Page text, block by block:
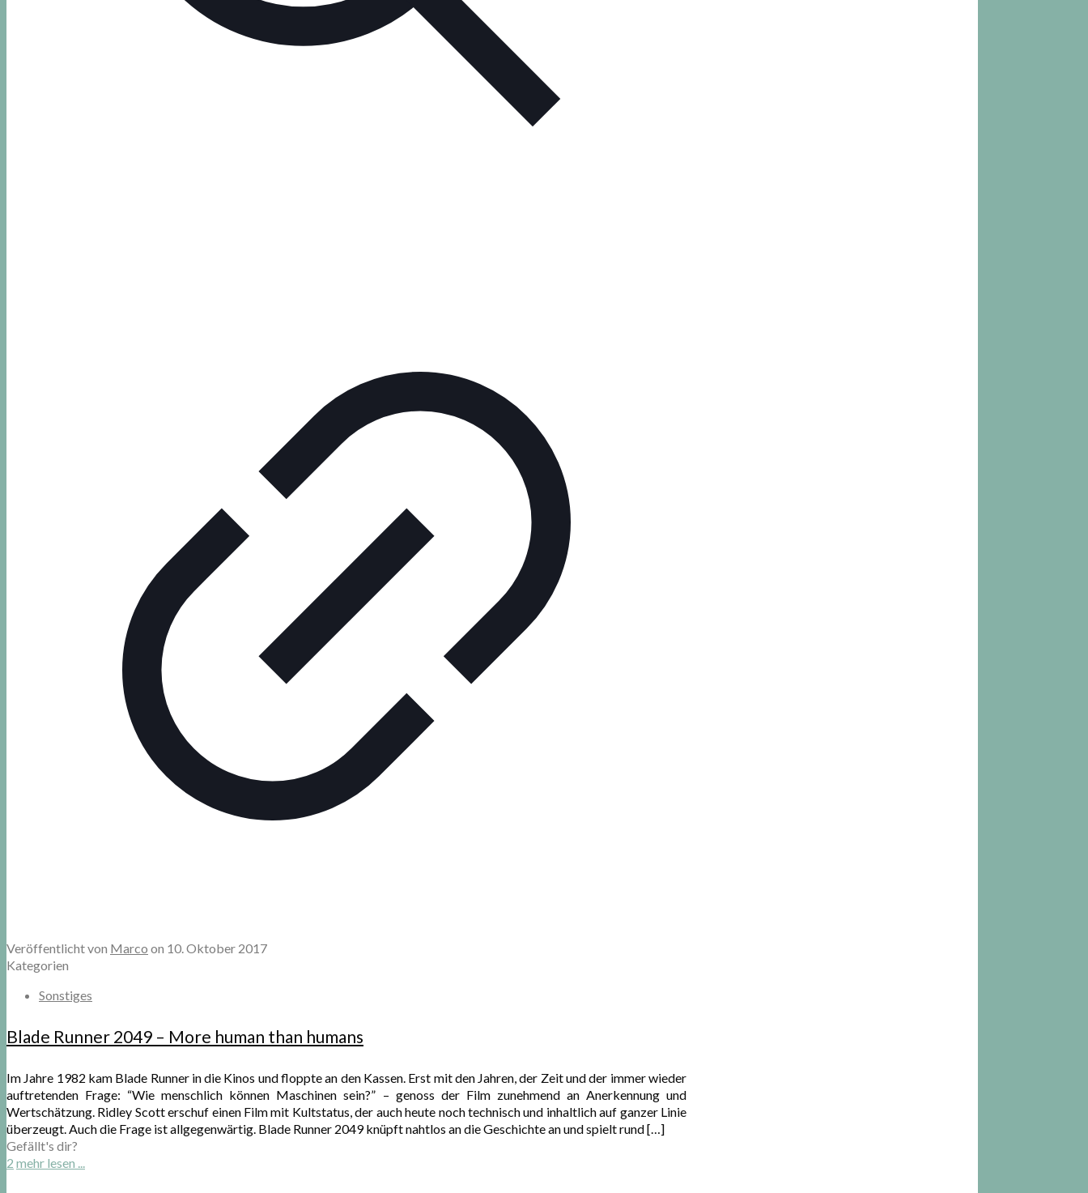
Veröffentlicht von Marco on 10. Oktober 2017
Kategorien
Sonstiges
Blade Runner 2049 – More human than humans
Im Jahre 1982 kam Blade Runner in die Kinos und floppte an den Kassen. Erst mit den Jahren, der Zeit und der immer wieder
auftretenden Frage: “Wie menschlich können Maschinen sein?” – genoss der Film zunehmend an Anerkennung und
Wertschätzung. Ridley Scott erschuf einen Film mit Kultstatus, der auch heute noch technisch und inhaltlich auf ganzer Linie
überzeugt. Auch die Frage ist allgegenwärtig. Blade Runner 2049 knüpft nahtlos an die Geschichte an und spielt rund[…]
Gefällt's dir?
2 mehr lesen ...